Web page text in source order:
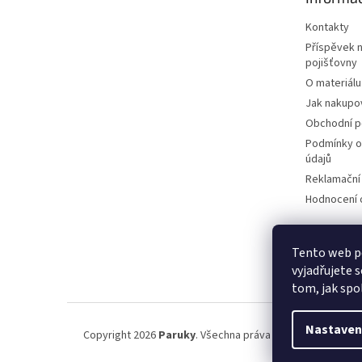
Tento web
vyjadřujete
tom, jak
Kontakty
Příspěvek
pojišťovny
O materiálu
Jak
Obchodní
Podmínky
údajů
Hodnocení
Copyright 2026 Paruky. Všechna práva vyhrazena.